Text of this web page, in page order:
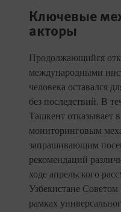
Ключевые
акторы
Продолжающийся
международными
человека оставался
без последствий. В
Ташкент отказывает
мониторинговым
запрашивающим
рекомендаций
ходе апрельского
Узбекистане
рамках